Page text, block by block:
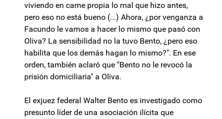
viviendo en carne propia lo mal que hizo antes,
pero eso no está bueno (...) Ahora, ¿por venganza a
Facundo le vamos a hacer lo mismo que pasó con
Oliva? La sensibilidad no la tuvo Bento, ¿pero eso
habilita que los demás hagan lo mismo?". En ese
orden, también aclaró que "Bento no le revocó la
prisión domiciliaria" a Oliva.
El exjuez federal Walter Bento es investigado como
presunto líder de una asociación ilícita que